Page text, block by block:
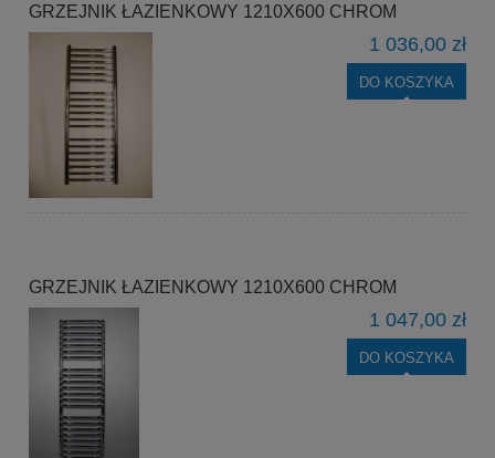
GRZEJNIK ŁAZIENKOWY 1210X600 CHROM
1 036,00 zł
DO KOSZYKA
GRZEJNIK ŁAZIENKOWY 1210X600 CHROM
1 047,00 zł
DO KOSZYKA